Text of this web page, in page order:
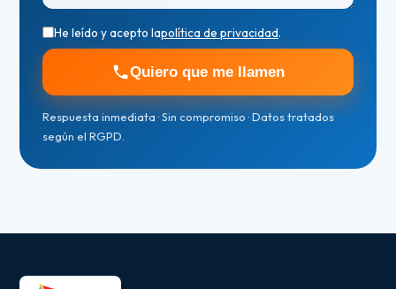
He leído y acepto lapolítica de privacidad.
Quiero que me llamen
Respuesta inmediata · Sin compromiso · Datos tratados
según el RGPD.